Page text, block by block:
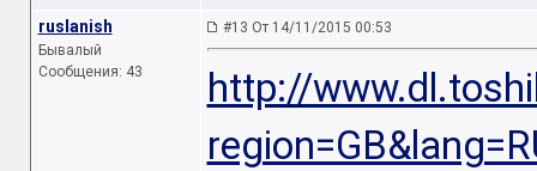
ruslanish
Бывалый
Сообщения: 43
#13 От 14/11/2015 00:53
http://